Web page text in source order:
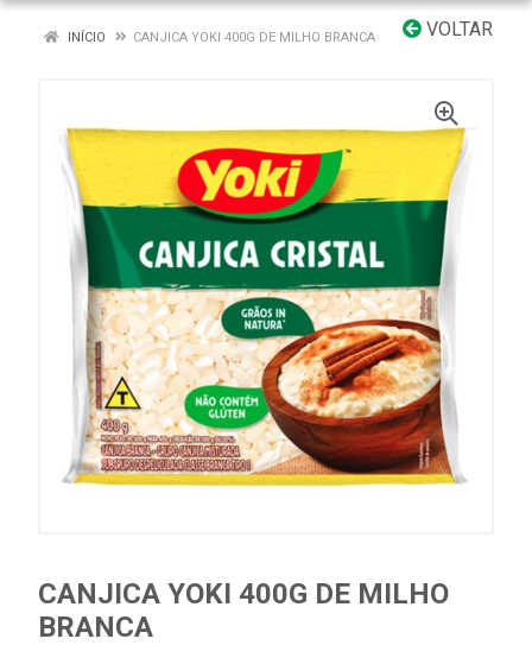
VOLTAR
INÍCIO CANJICA YOKI 400G DE MILHO BRANCA
CANJICA YOKI 400G DE MILHO
BRANCA